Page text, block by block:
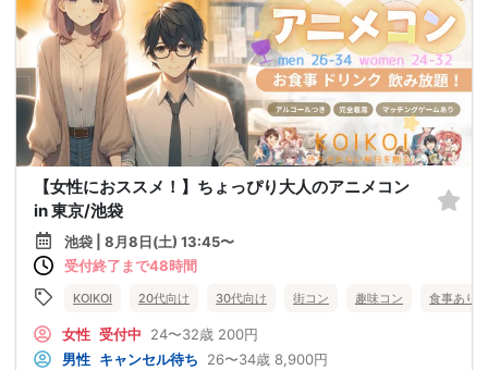
【女性におススメ！】ちょっぴり大人のアニメコン
in 東京/池袋
池袋 | 8月8日(土) 13:45〜
受付終了まで48時間
KOIKOI 20代向け 30代向け 街コン 趣味コン 食事あり
女性 受付中 24〜32歳 200円
男性 キャンセル待ち 26〜34歳 8,900円